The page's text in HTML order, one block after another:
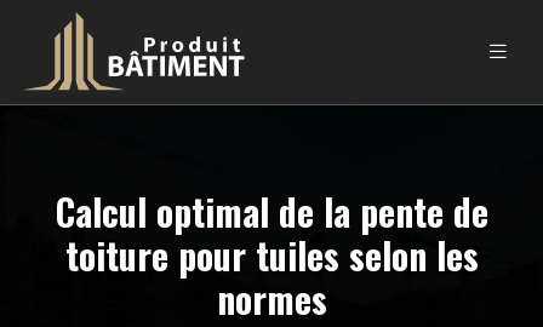
Calcul optimal de la pente de
toiture pour tuiles selon les
normes